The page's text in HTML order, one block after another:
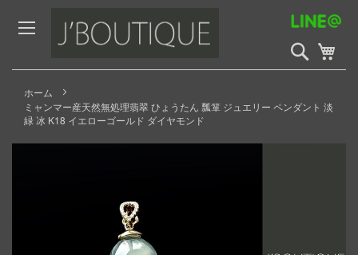
to
Content
検
索
開
ホーム
ミャンマー産天然無処理翡翠 ひょうたん 瓢箪 ジュエリー ペンダント 淡
緑 冰 K18 イエローゴールド ダイヤモンド
Skip